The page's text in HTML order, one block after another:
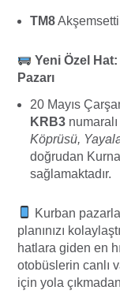
TM8
Yeni Özel
Pazarı
20 Mayıs
KRB3
Köprüsü,
doğrudan
sağlamaktadır.
Kurban
planınızı
hatlara giden en
otobüslerin canlı
için yola